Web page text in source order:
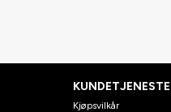
KUNDETJENESTE
Kjøpsvilkår